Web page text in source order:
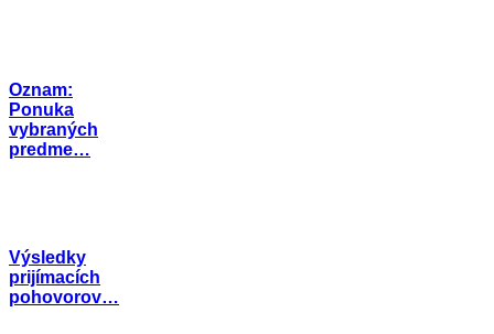
Oznam:
Ponuka
vybraných
predme…
Výsledky
prijímacích
pohovorov…